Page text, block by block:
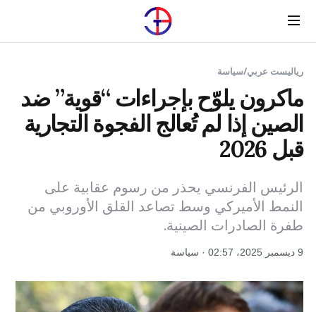
Menu
رياليست عربي/سياسة
ماكرون يلوّح بإجراءات “قوية” ضد
الصين إذا لم تُعالج الفجوة التجارية
قبل 2026
الرئيس الفرنسي يحذر من رسوم عقابية على
النمط الأميركي وسط تصاعد القلق الأوروبي من
طفرة الصادرات الصينية.
9 ديسمبر 2025، 02:57 · سياسة